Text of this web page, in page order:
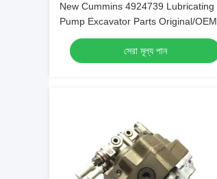
New Cummins 4924739 Lubricating Oil
Pump Excavator Parts Original/OEM
সেরা মূল্য পান